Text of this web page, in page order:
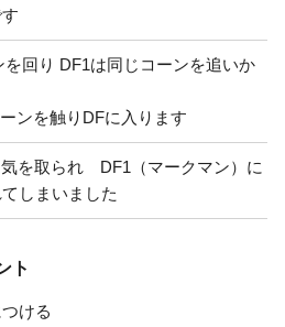
回り DF1は同じコーンを追いか
ンを触りDFに入ります
を取られ DF1（マークマン）に
しまいました
ト
ける